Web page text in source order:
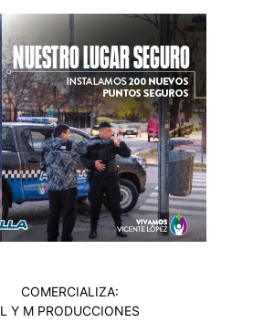
COMERCIALIZA:
L Y M PRODUCCIONES